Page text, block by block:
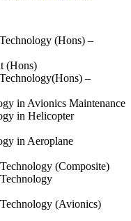
(Hons) –
(Hons)
–
in Avionics Maintenance
in Helicopter
in Aeroplane
(Composite)
(Avionics)